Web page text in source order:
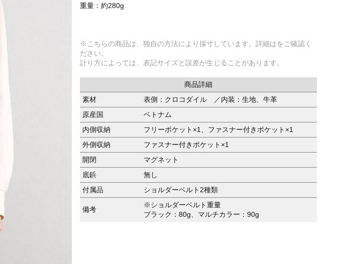
重量：約280g
※こちらの商品は、独自の方法により採寸しています。詳細はをご確認く
ださい。
計り方によっては、表記サイズと誤差が生じることがあります。
商品詳細
素材
表側：クロコダイル ／内装：生地、牛革
原産国
ベトナム
内側収納
フリーポケット×1、ファスナー付きポケット×1
外側収納
ファスナー付きポケット×1
開閉
マグネット
底鋲
無し
付属品
ショルダーベルト2種類
備考
※ショルダーベルト重量
ブラック：80g、マルチカラー：90g